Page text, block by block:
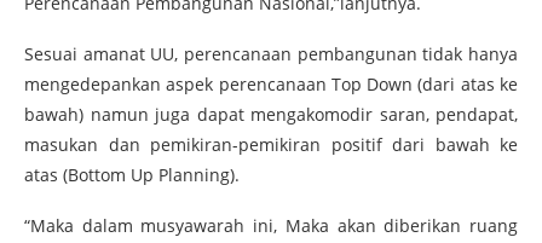
Sesuai amanat UU, perencanaan pembangunan tidak hanya
mengedepankan aspek perencanaan Top Down (dari atas ke
bawah) namun juga dapat mengakomodir saran, pendapat,
masukan dan pemikiran-pemikiran positif dari bawah ke
atas (Bottom Up Planning).
“Maka dalam musyawarah ini, Maka akan diberikan ruang